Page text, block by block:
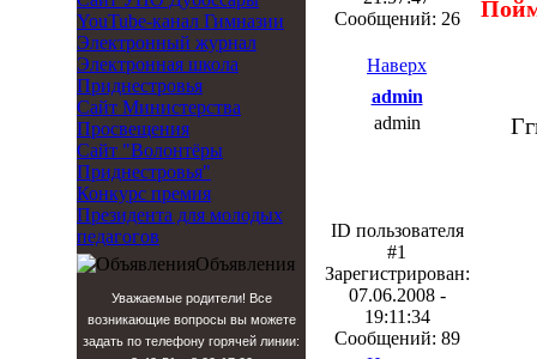
YouTube-канал Гимназии
Электронный журнал
Электронная школа
Приднестровья
Сайт Министерства
Просвещения
Сайт "Волонтёры
Приднестровья"
Конкурс премия
Президента для молодых
педагогов
Объявления
Уважаемые родители! Все
возникающие вопросы вы можете
задать по телефону горячей линии:
Сообщений: 26
Наверх
admin
admin
ID пользователя
#1
Зарегистрирован:
07.06.2008 -
19:11:34
Сообщений: 89